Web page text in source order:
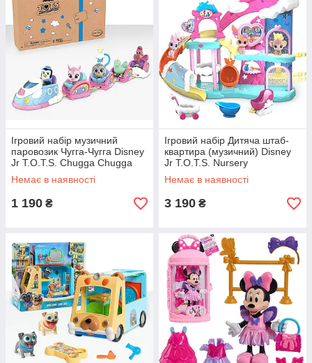
Ігровий набір музичний
паровозик Чугга-Чугга Disney
Jr T.O.T.S. Chugga Chugga
Choo-Choo 49266
Немає в наявності
1 190 ₴
Ігровий набір Дитяча штаб-
квартира (музичний) Disney
Jr T.O.T.S. Nursery
Headquarters 49201
Немає в наявності
3 190 ₴